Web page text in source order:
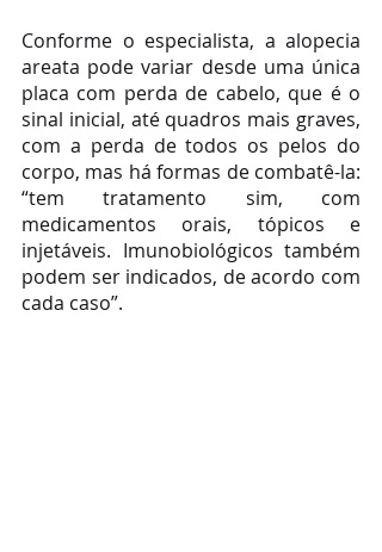
Conforme o especialista, a alopecia
areata pode variar desde uma única
placa com perda de cabelo, que é o
sinal inicial, até quadros mais graves,
com a perda de todos os pelos do
corpo, mas há formas de combatê-la:
“tem tratamento sim, com
medicamentos orais, tópicos e
injetáveis. Imunobiológicos também
podem ser indicados, de acordo com
cada caso”.